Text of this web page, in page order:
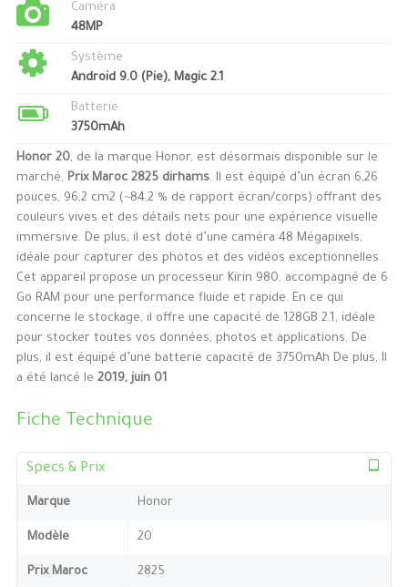
Caméra
48MP
Système
Android 9.0 (Pie), Magic 2.1
Batterie
3750mAh
Honor 20, de la marque Honor, est désormais disponible sur le
marché, Prix Maroc 2825 dirhams. Il est équipé d’un écran 6,26
pouces, 96,2 cm2 (~84,2 % de rapport écran/corps) offrant des
couleurs vives et des détails nets pour une expérience visuelle
immersive. De plus, il est doté d’une caméra 48 Mégapixels,
idéale pour capturer des photos et des vidéos exceptionnelles.
Cet appareil propose un processeur Kirin 980, accompagné de 6
Go RAM pour une performance fluide et rapide. En ce qui
concerne le stockage, il offre une capacité de 128GB 2.1, idéale
pour stocker toutes vos données, photos et applications. De
plus, il est équipé d’une batterie capacité de 3750mAh De plus, Il
a été lancé le 2019, juin 01
Fiche Technique
Specs & Prix
Marque Honor
Modèle 20
Prix Maroc 2825